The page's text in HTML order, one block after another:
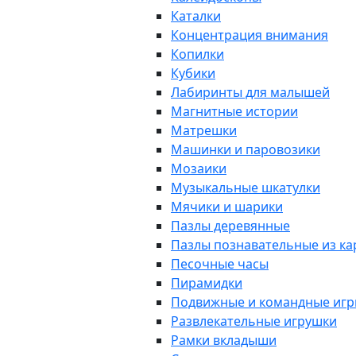
Каталки
Концентрация внимания
Копилки
Кубики
Лабиринты для малышей
Магнитные истории
Матрешки
Машинки и паровозики
Мозаики
Музыкальные шкатулки
Мячики и шарики
Пазлы деревянные
Пазлы познавательные из
Песочные часы
Пирамидки
Подвижные и командные
Развлекательные игрушки
Рамки вкладыши